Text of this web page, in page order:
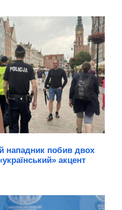
нападник побив двох
акцент